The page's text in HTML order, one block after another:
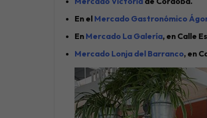
En el Mercado Gastronómico
En Mercado La Galería, en Calle
Mercado Lonja del Barranco, en